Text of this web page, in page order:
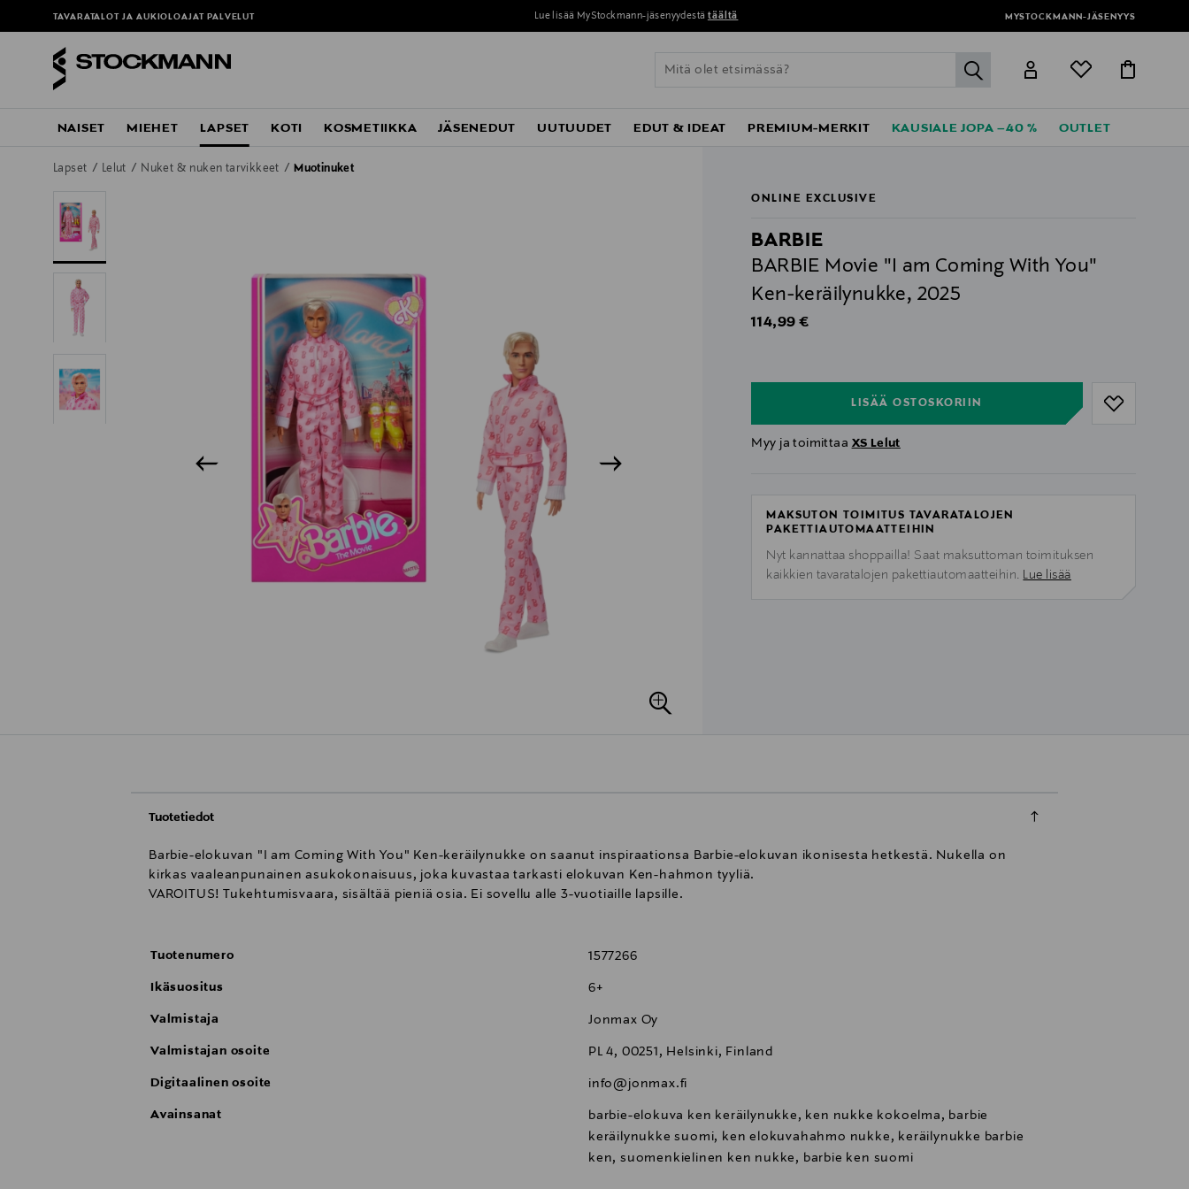
TAVARATALOT JA AUKIOLOAJAT PALVELUT Lue lisää MyStockmann-jäsenyydestä täältä MYSTOCKMANN-JÄSENYYS
label.header.go
NAISET MIEHET LAPSET KOTI KOSMETIIKKA JÄSENEDUT UUTUUDET EDUT & IDEAT PREMIUM-MERKIT KAUSIALE JOPA –40 % OUTLET
Lapset Lelut Nuket & nuken tarvikkeet Muotinuket
ONLINE EXCLUSIVE
BARBIE
BARBIE Movie "I am Coming With You"
Ken-keräilynukke, 2025
Original Price
114,99 €
LISÄÄ OSTOSKORIIN
Myy ja toimittaa XS Lelut
MAKSUTON TOIMITUS TAVARATALOJEN
PAKETTIAUTOMAATTEIHIN
Nyt kannattaa shoppailla! Saat maksuttoman toimituksen
kaikkien tavaratalojen pakettiautomaatteihin. Lue lisää
Tuotetiedot
Barbie-elokuvan "I am Coming With You" Ken-keräilynukke on saanut inspiraationsa Barbie-elokuvan ikonisesta hetkestä. Nukella on
kirkas vaaleanpunainen asukokonaisuus, joka kuvastaa tarkasti elokuvan Ken-hahmon tyyliä.
VAROITUS! Tukehtumisvaara, sisältää pieniä osia. Ei sovellu alle 3-vuotiaille lapsille.
Tuotenumero 1577266
Ikäsuositus 6+
Valmistaja Jonmax Oy
Valmistajan osoite PL 4, 00251, Helsinki, Finland
Digitaalinen osoite info@jonmax.fi
Avainsanat
barbie-elokuva ken keräilynukke, ken nukke kokoelma, barbie
keräilynukke suomi, ken elokuvahahmo nukke, keräilynukke barbie
ken, suomenkielinen ken nukke, barbie ken suomi